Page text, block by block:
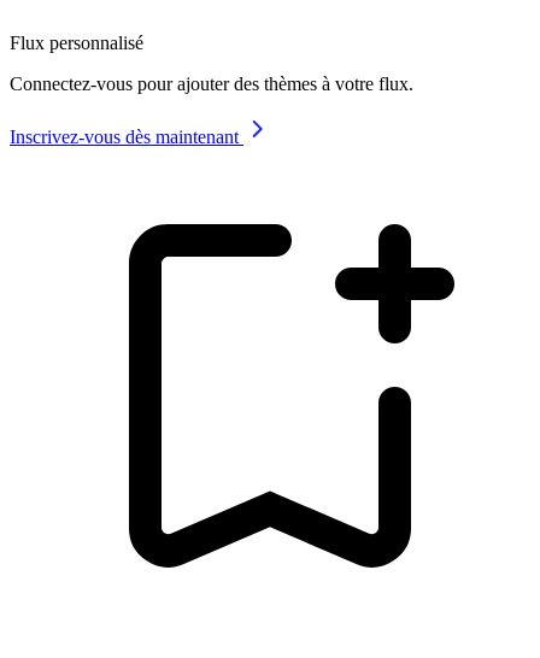
Flux personnalisé
Connectez-vous pour ajouter des thèmes à votre flux.
Inscrivez-vous dès maintenant